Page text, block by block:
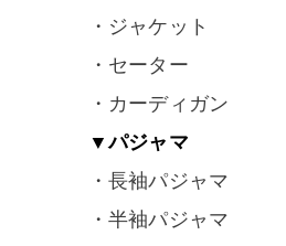
・ジャケット
・セーター
・カーディガン
▼パジャマ
・長袖パジャマ
・半袖パジャマ